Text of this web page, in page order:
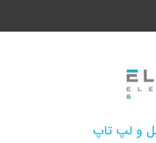
و لپ تاپ